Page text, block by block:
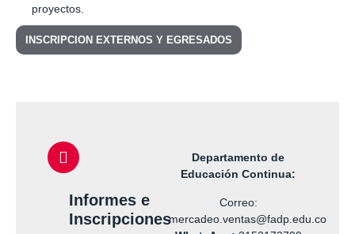
proyectos.
INSCRIPCION EXTERNOS Y EGRESADOS
Informes e
Inscripciones
Departamento de
Educación Continua:
Correo:
mercadeo.ventas@fadp.edu.co